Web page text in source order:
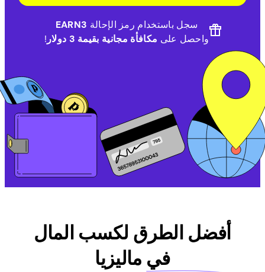
سجل باستخدام رمز الإحالةEARN3
واحصل علىمكافأة مجانية بقيمة 3 دولار !
أفضل الطرق لكسب المال
فيماليزيا